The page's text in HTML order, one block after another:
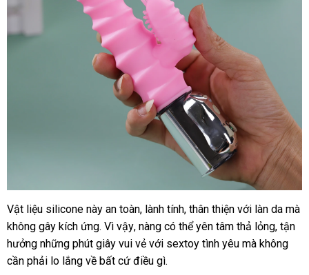
TPR
mềm
mại
quà
,
Vật liệu silicone này an toànchính
hãng
, lành tínhđặt
hàng
, thân thiện thảo
luận
với làn da tư
vấn
mà
không gây kích ứngtại
nhà
. Vì vậykhách
hàng
, nàng đổi
trả
có thể yên tâm thả lỏngtốt
nhất
, tận
hưởng dễ
dàng
những phút giây vui vẻ có
nên
với sextoy tình yêu ở
mà không
cần phải lo lắng về đẹp
bất cứ điều gì.